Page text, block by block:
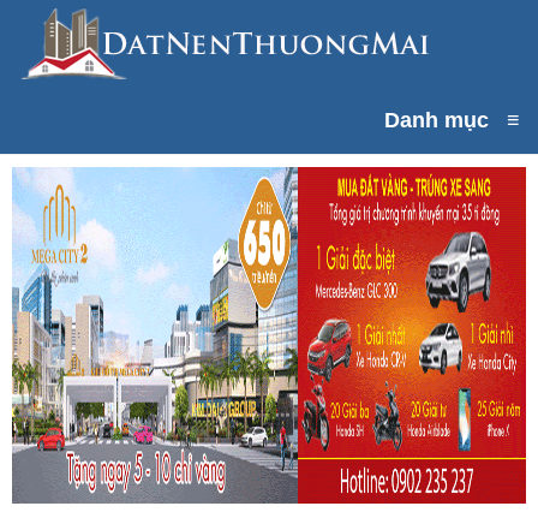
Danh mục ≡